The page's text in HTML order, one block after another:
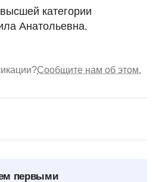
категории
Анатольевна.
Сообщите нам об этом.
первыми